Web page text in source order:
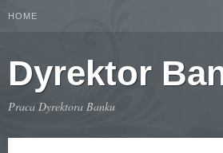
HOME
Dyrektor
Praca Dyrektora Banku